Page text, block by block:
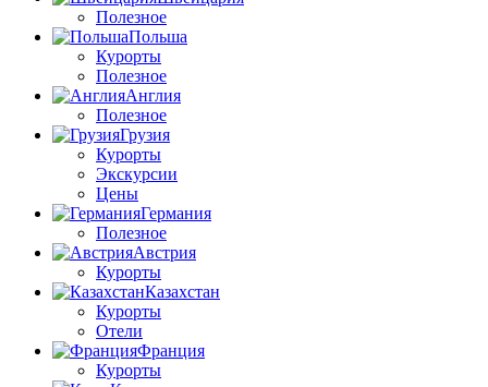
Полезное
Польша
Курорты
Полезное
Англия
Полезное
Грузия
Курорты
Экскурсии
Цены
Германия
Полезное
Австрия
Курорты
Казахстан
Курорты
Отели
Франция
Курорты